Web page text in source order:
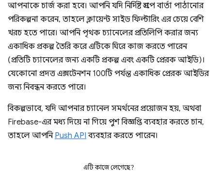
আপনাকে চার্জ করা হবে। আপনি যদি নির্দিষ্ট গ্রুপে বার্তা পাঠানোর
পরিকল্পনা করেন, তাহলে ক্লায়েন্ট সাইড ফিল্টারিং এর চেয়ে বেশি
খরচ হতে পারে। আপনি পৃথক চ্যানেলের প্রতিলিপি করার জন্য
একাধিক প্রকল্প তৈরি করে এটিকে ঘিরে কাজ করতে পারেন
(প্রতিটি চ্যানেলের জন্য একটি প্রকল্প এবং একটি প্রেরক আইডি)।
যেকোনো প্রদত্ত এক্সটেনশন 100টি পর্যন্ত একাধিক প্রেরক আইডির
জন্য নিবন্ধন করতে পারে।
বিকল্পভাবে, যদি আপনার চ্যানেল সমর্থনের প্রয়োজন হয়, অথবা
Firebase-এর মধ্য দিয়ে না গিয়ে পুশ বিজ্ঞপ্তি ব্যবহার করতে চান,
তাহলে আপনি Push API ব্যবহার করতে পারেন।
এটি কাজে লেগেছে?